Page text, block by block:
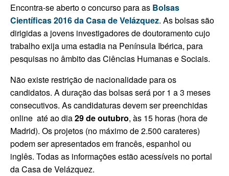
Encontra-se aberto o concurso para as Bolsas
Científicas 2016 da Casa de Velázquez. As bolsas são
dirigidas a jovens investigadores de doutoramento cujo
trabalho exija uma estadia na Península Ibérica, para
pesquisas no âmbito das Ciências Humanas e Sociais.
Não existe restrição de nacionalidade para os
candidatos. A duração das bolsas será por 1 a 3 meses
consecutivos. As candidaturas devem ser preenchidas
online até ao dia29 de outubro, às 15 horas (hora de
Madrid). Os projetos (no máximo de 2.500 carateres)
podem ser apresentados em francês, espanhol ou
inglês. Todas as informações estão acessíveis no portal
da Casa de Velázquez.